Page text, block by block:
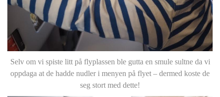
Selv om vi spiste litt på flyplassen ble gutta en smule sultne da vi
oppdaga at de hadde nudler i menyen på flyet – dermed koste de
seg stort med dette!